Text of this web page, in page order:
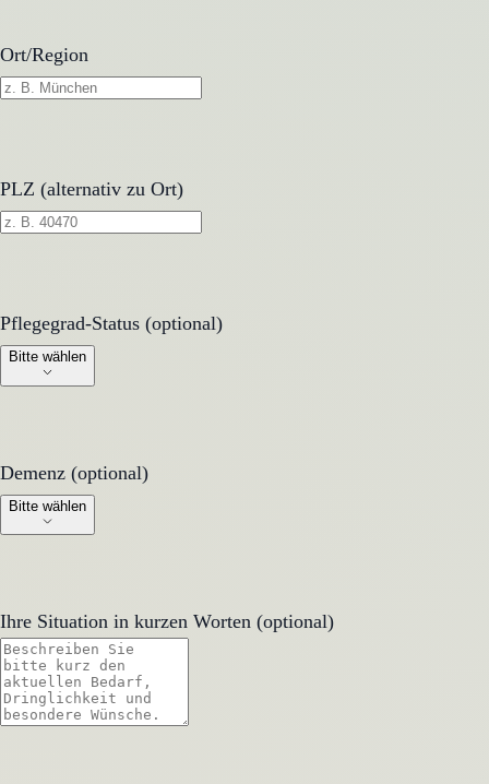
Ort/Region
PLZ (alternativ zu Ort)
Pflegegrad-Status (optional)
Pflegegrad-Status (optional)
Bitte wählen
Demenz (optional)
Demenz (optional)
Bitte wählen
Ihre Situation in kurzen Worten (optional)